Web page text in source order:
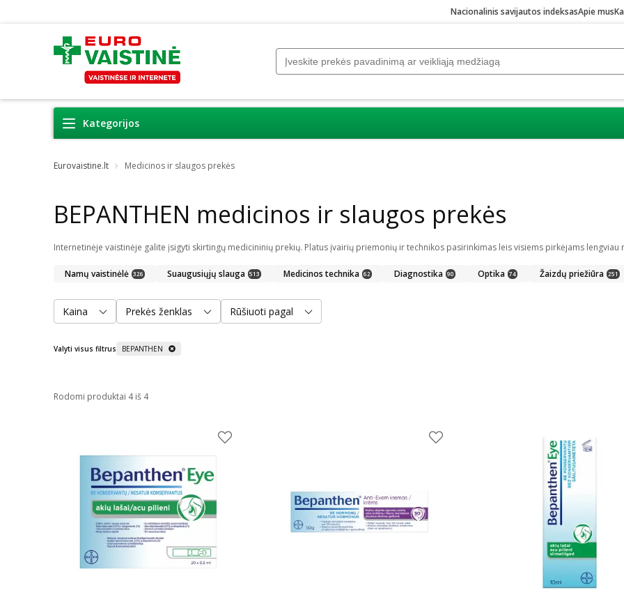
Nacionalinis savijautos indeksasApie mus
Kategorijos
Eurovaistine.lt Medicinos ir slaugos prekės
BEPANTHEN medicinos ir slaugos prekės
Namų vaistinėlė 326 Suaugusiųjų slauga 513 Medicinos technika 62 Diagnostika 90 Optika 74 Žaizdų priežiūra 251
Kaina Prekės ženklas Rūšiuoti pagal
Valyti visus filtrus BEPANTHEN
Rodomi produktai 4 iš 4